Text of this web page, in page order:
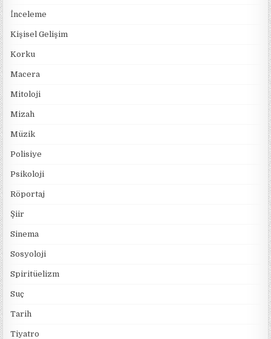
İnceleme
Kişisel Gelişim
Korku
Macera
Mitoloji
Mizah
Müzik
Polisiye
Psikoloji
Röportaj
Şiir
Sinema
Sosyoloji
Spiritüelizm
Suç
Tarih
Tiyatro